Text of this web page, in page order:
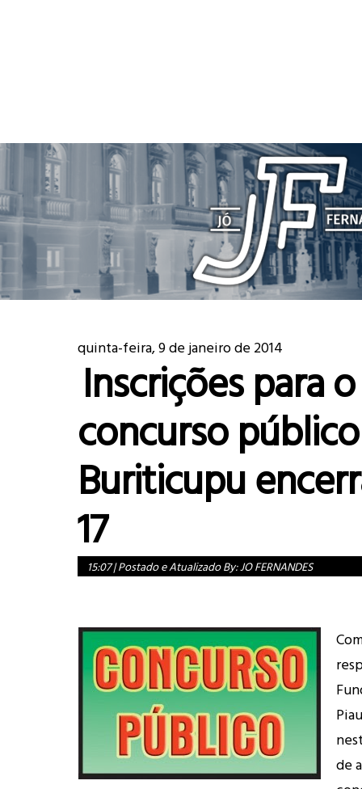
quinta-feira, 9 de janeiro de 2014
Inscrições para o
concurso
Buriticupu
17
15:07|Postado e Atualizado By:JO FERNANDES
de